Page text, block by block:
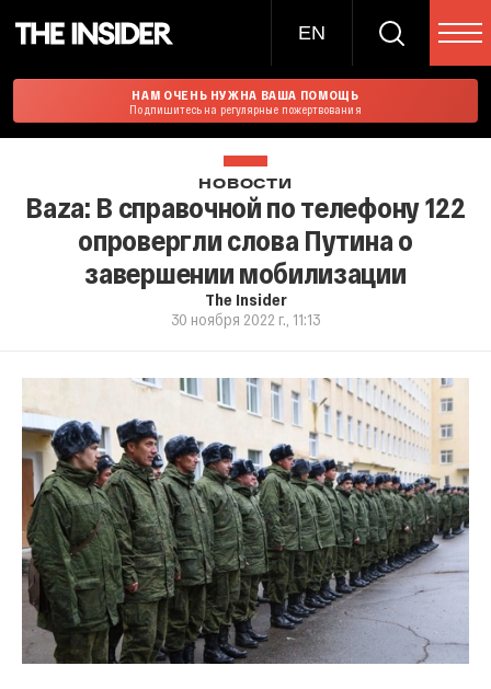
EN
НАМ ОЧЕНЬ НУЖНА ВАША ПОМОЩЬ
Подпишитесь на регулярные пожертвования
НОВОСТИ
Baza: В справочной по телефону 122
опровергли слова Путина о
завершении мобилизации
The Insider
30 ноября 2022 г., 11:13